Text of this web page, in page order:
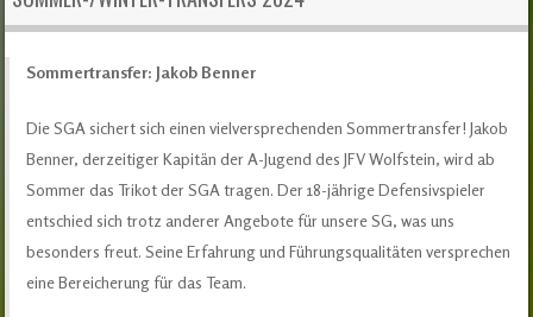
Sommertransfer: Jakob Benner
Die SGA sichert sich einen vielversprechenden Sommertransfer! Jakob
Benner, derzeitiger Kapitän der A-Jugend des JFV Wolfstein, wird ab
Sommer das Trikot der SGA tragen. Der 18-jährige Defensivspieler
entschied sich trotz anderer Angebote für unsere SG, was uns
besonders freut. Seine Erfahrung und Führungsqualitäten versprechen
eine Bereicherung für das Team.